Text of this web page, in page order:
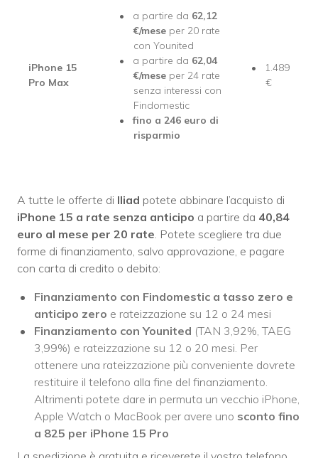
iPhone 15
Pro Max
a partire da 62,12
€/mese per 20 rate
con Younited
a partire da 62,04
€/mese per 24 rate
senza interessi con
Findomestic
fino a 246 euro di
risparmio
1.489
€
A tutte le offerte di Iliad potete abbinare l’acquisto di
iPhone 15 a rate senza anticipo a partire da 40,84
euro al mese per 20 rate. Potete scegliere tra due
forme di finanziamento, salvo approvazione, e pagare
con carta di credito o debito:
Finanziamento con Findomestic a tasso zero e
anticipo zero e rateizzazione su 12 o 24 mesi
Finanziamento con Younited (TAN 3,92%, TAEG
3,99%) e rateizzazione su 12 o 20 mesi. Per
ottenere una rateizzazione più conveniente dovrete
restituire il telefono alla fine del finanziamento.
Altrimenti potete dare in permuta un vecchio iPhone,
Apple Watch o MacBook per avere uno sconto fino
a 825 per iPhone 15 Pro